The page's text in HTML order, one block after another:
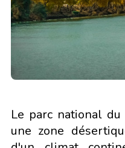
Le parc national
une zone